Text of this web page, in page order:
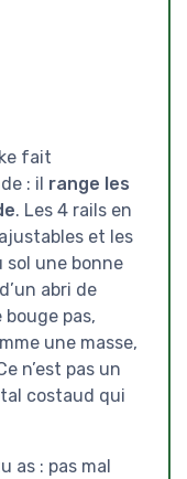
fait
: il range les
. Les 4 rails en
et les
une bonne
abri de
pas,
une masse,
n’est pas un
costaud qui
as : pas mal